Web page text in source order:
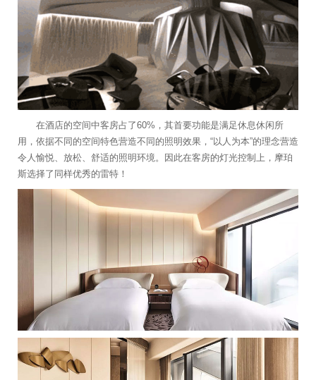
在酒店的空间中客房占了60%，其首要功能是满足休息休闲所
用，依据不同的空间特色营造不同的照明效果，“以人为本”的理念营造
令人愉悦、放松、舒适的照明环境。因此在客房的灯光控制上，摩珀
斯选择了同样优秀的雷特！